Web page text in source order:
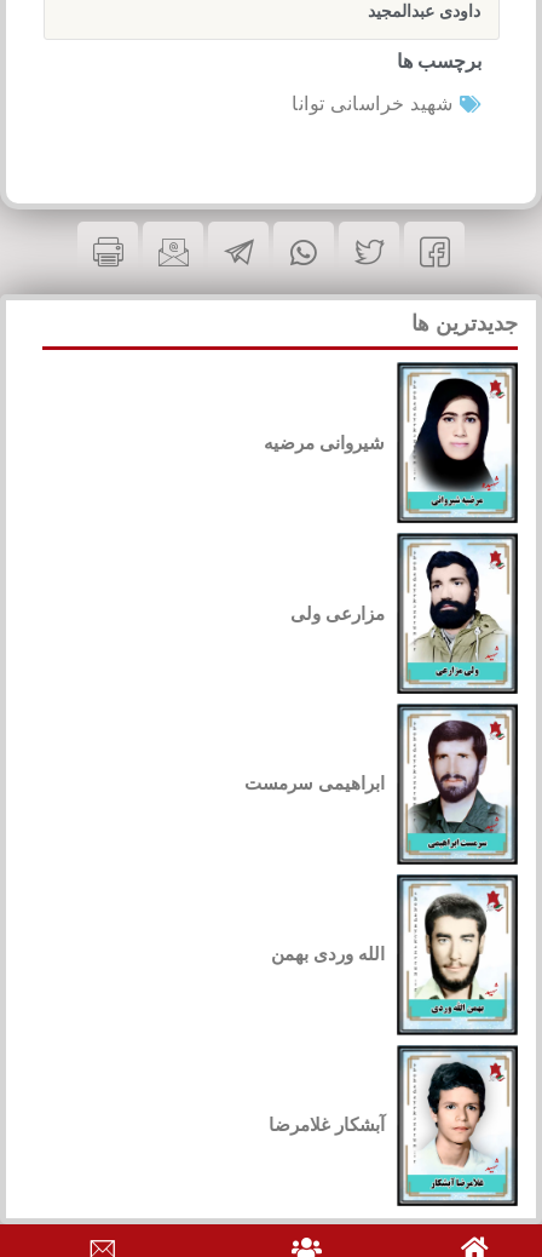
داودی عبدالمجید
برچسب ها
شهید خراسانی توانا
جدیدترین ها
شیروانی مرضیه
مزارعی ولی
ابراهیمی سرمست
الله وردی بهمن
آبشکار غلامرضا